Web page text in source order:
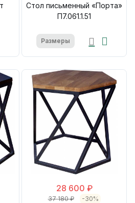
Стол письменный «Порта»
П7.061.1.51
Размеры
28 600 ₽
37 180 ₽ -30%